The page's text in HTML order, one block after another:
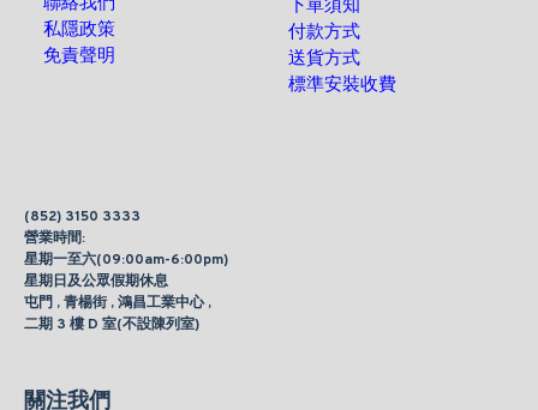
私隱政策
免責聲明
下單須知
付款方式
送貨方式
標準安裝收費
(852) 3150 3333
營業時間:
星期一至六(09:00am-6:00pm)
星期日及公眾假期休息
屯門 , 青楊街 , 鴻昌工業中心 ,
二期 3 樓 D 室(不設陳列室)
關注我們